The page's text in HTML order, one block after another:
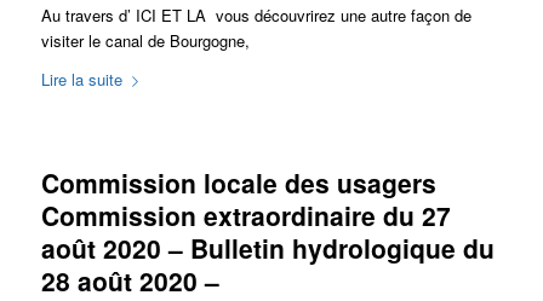
Au travers d’ ICI ET LA vous découvrirez une autre façon de
visiter le canal de Bourgogne,
Lire la suite
Commission locale des usagers
Commission extraordinaire du 27
août 2020 – Bulletin hydrologique du
28 août 2020 –